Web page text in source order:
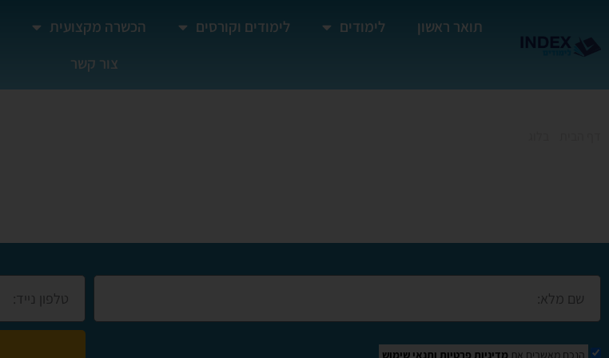
תואר ראשון לימודים לימודים וקורסים הכשרה מקצועית
צור קשר
הנכם מאשרים את מדיניות פרטיות ותנאי שימוש